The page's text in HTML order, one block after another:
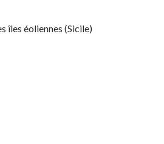
îles éoliennes (Sicile)